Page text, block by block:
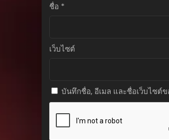
ตอนที่ 76
สิงหาคม 21, 2025
ตอนที่ 72
ชื่อ *
เว็บไซต์
บันทึกชื่อ, อีเมล และชื่อเว็บไซต์